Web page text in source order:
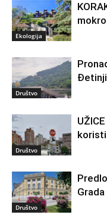
Ekologija
Društvo
Đetinji
Društvo
Društvo